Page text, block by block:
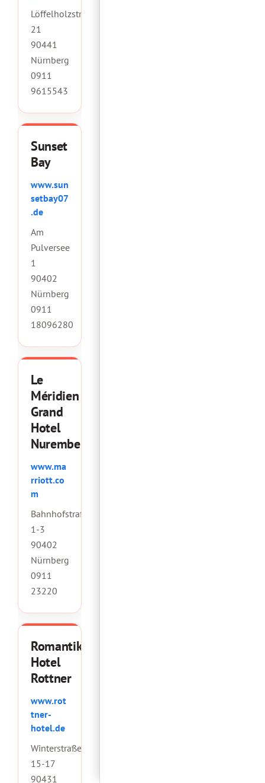
Löffelholzstraße
21
90441
Nürnberg
0911
9615543
Sunset
Bay
www.sun
setbay07
.de
Am
Pulversee
1
90402
Nürnberg
0911
18096280
Le
Méridien
Grand
Hotel
Nuremberg
www.ma
rriott.co
m
Bahnhofstraße
1-3
90402
Nürnberg
0911
23220
Romantik
Hotel
Rottner
www.rot
tner-
hotel.de
Winterstraße
15-17
90431